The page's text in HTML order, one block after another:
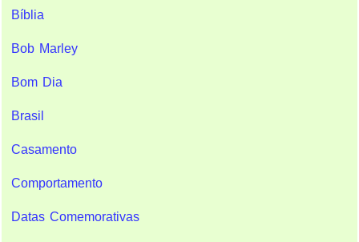
Bíblia
Bob Marley
Bom Dia
Brasil
Casamento
Comportamento
Datas Comemorativas